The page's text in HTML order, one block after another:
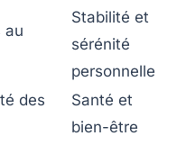
au
Stabilité et
sérénité
personnelle
des
Santé et
bien-être